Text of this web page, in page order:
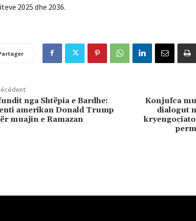
2025 dhe 2036.
nga Shtëpia e Bardhe:
amerikan Donald Trump
muajin e Ramazan
Konjufca
dialogut